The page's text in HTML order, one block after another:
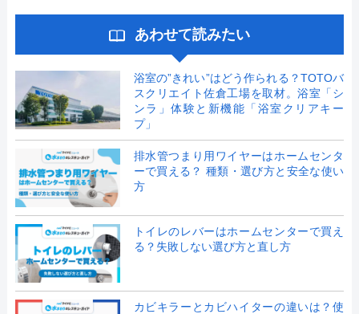
あわせて読みたい
浴室の”きれい”はどう作られる？TOTOバ
スクリエイト佐倉工場を取材。浴室「シ
ンラ」体験と新機能「浴室クリアキー
プ」
排水管つまり用ワイヤーはホームセンタ
ーで買える？ 種類・選び方と安全な使い
方
トイレのレバーはホームセンターで買え
る？失敗しない選び方と直し方
カビキラーとカビハイターの違いは？使